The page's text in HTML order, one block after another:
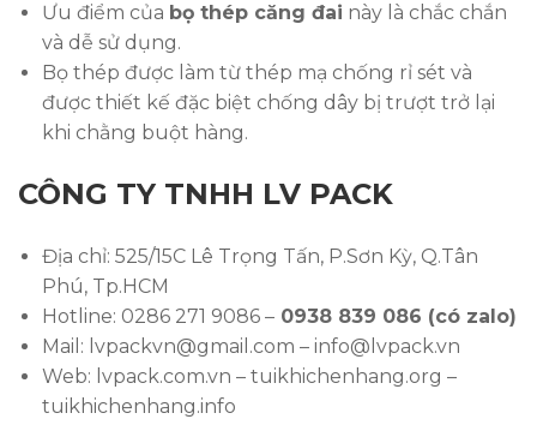
Ưu điểm của bọ thép căng đai này là chắc chắn
và dễ sử dụng.
Bọ thép được làm từ thép mạ chống rỉ sét và
được thiết kế đặc biệt chống dây bị trượt trở lại
khi chằng buột hàng.
CÔNG TY TNHH LV PACK
Địa chỉ: 525/15C Lê Trọng Tấn, P.Sơn Kỳ, Q.Tân
Phú, Tp.HCM
Hotline: 0286 271 9086 – 0938 839 086 (có zalo)
Mail: lvpackvn@gmail.com – info@lvpack.vn
Web: lvpack.com.vn – tuikhichenhang.org –
tuikhichenhang.info